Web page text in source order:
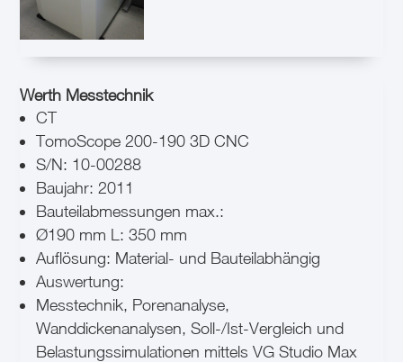
Werth Messtechnik
CT
TomoScope 200-190 3D CNC
S/N: 10-00288
Baujahr: 2011
Bauteilabmessungen max.:
Ø190 mm L: 350 mm
Auflösung: Material- und Bauteilabhängig
Auswertung:
Messtechnik, Porenanalyse,
Wanddickenanalysen, Soll-/Ist-Vergleich und
Belastungssimulationen mittels VG Studio Max